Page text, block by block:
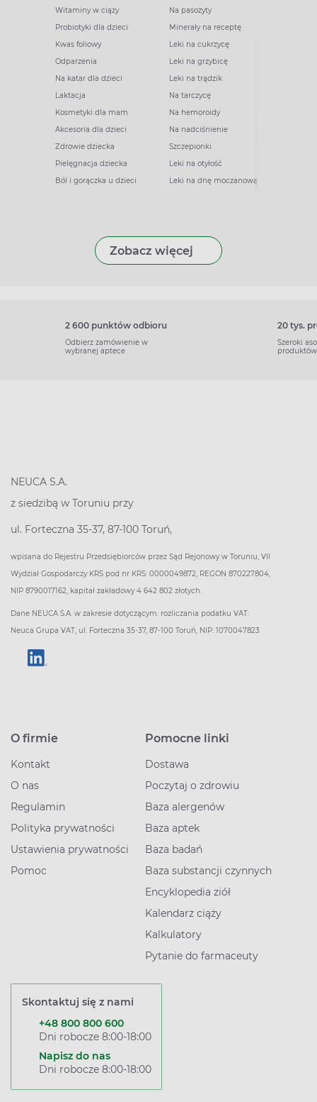
Witaminy w ciąży
Probiotyki dla dzieci
Kwas foliowy
Odparzenia
Na katar dla dzieci
Laktacja
Kosmetyki dla mam
Akcesoria dla dzieci
Zdrowie dziecka
Pielęgnacja dziecka
Ból i gorączka u dzieci
Na pasożyty
Minerały na receptę
Leki na cukrzycę
Leki na grzybicę
Leki na trądzik
Na tarczycę
Na hemoroidy
Na nadciśnienie
Szczepionki
Leki na otyłość
Leki na dnę moczanową
Zobacz więcej
2 600 punktów odbioru
Odbierz zamówienie w
wybranej aptece
20 tys.
Szeroki
produktów
NEUCA S.A.
z siedzibą w Toruniu przy
ul. Forteczna 35-37, 87-100 Toruń,
wpisana do Rejestru Przedsiębiorców przez Sąd Rejonowy w Toruniu, VII
Wydział Gospodarczy KRS pod nr KRS: 0000049872, REGON 870227804,
NIP 8790017162, kapitał zakładowy 4 642 802 złotych.
Dane NEUCA S.A. w zakresie dotyczącym: rozliczania podatku VAT:
Neuca Grupa VAT, ul. Forteczna 35-37, 87-100 Toruń, NIP: 1070047823
O firmie
Kontakt
O nas
Regulamin
Polityka prywatności
Ustawienia prywatności
Pomoc
Pomocne linki
Dostawa
Poczytaj o zdrowiu
Baza alergenów
Baza aptek
Baza badań
Baza substancji czynnych
Encyklopedia ziół
Kalendarz ciąży
Kalkulatory
Pytanie do farmaceuty
Skontaktuj się z nami
+48 800 800 600
Dni robocze 8:00-18:00
Napisz do nas
Dni robocze 8:00-18:00